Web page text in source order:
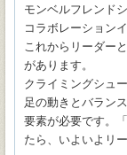
モンベルフレンド
コラボレーション
これからリーダー
があります。
クライミングシュ
足の動きとバラン
要素が必要です。
たら、いよいよリ